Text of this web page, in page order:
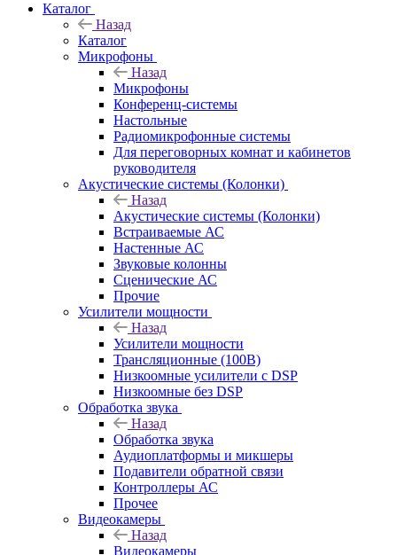
Каталог
Назад
Каталог
Микрофоны
Назад
Микрофоны
Конференц-системы
Настольные
Радиомикрофонные системы
Для переговорных комнат и кабинетов
руководителя
Акустические системы (Колонки)
Назад
Акустические системы (Колонки)
Встраиваемые АС
Настенные АС
Звуковые колонны
Сценические АС
Прочие
Усилители мощности
Назад
Усилители мощности
Трансляционные (100В)
Низкоомные усилители с DSP
Низкоомные без DSP
Обработка звука
Назад
Обработка звука
Аудиоплатформы и микшеры
Подавители обратной связи
Контроллеры АС
Прочее
Видеокамеры
Назад
Видеокамеры